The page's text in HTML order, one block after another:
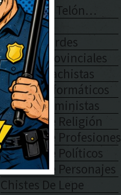
Se Abre El Telón…
Enlaces
Chistes Verdes
Chistes Provinciales
Chistes Machistas
Chistes Informáticos
Chistes Feministas
Chistes De Religión
Chistes De Profesiones
Chistes De Políticos
Chistes De Personajes
Chistes De Lepe